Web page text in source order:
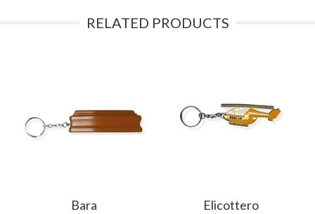
RELATED PRODUCTS
Bara Elicottero